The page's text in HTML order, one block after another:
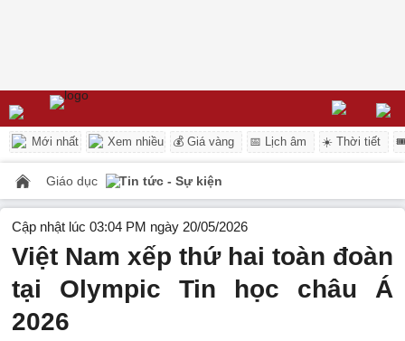
Mới nhất Xem nhiều 💰 Giá vàng 📅 Lịch âm ☀️ Thời tiết
Giáo dục Tin tức - Sự kiện
Cập nhật lúc 03:04 PM ngày 20/05/2026
Việt Nam xếp thứ hai toàn đoàn
tại Olympic Tin học châu Á
2026